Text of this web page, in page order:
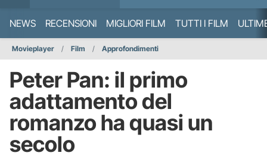
NEWS RECENSIONI MIGLIORI FILM TUTTI I FILM
Movieplayer Film Approfondimenti
Peter Pan: il primo
adattamento del
romanzo ha quasi un
secolo